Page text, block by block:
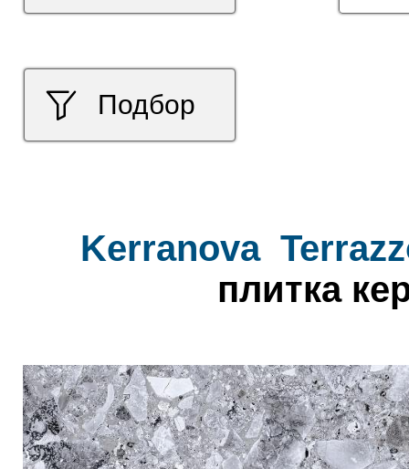
Подбор
Kerranova
плитка